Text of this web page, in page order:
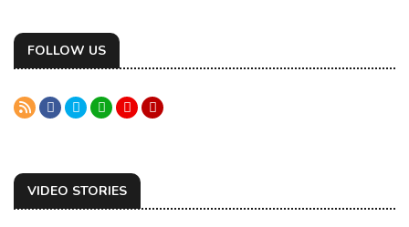
FOLLOW US
VIDEO STORIES